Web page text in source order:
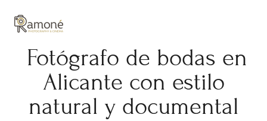
Fotógrafo de bodas en
Alicante con estilo
natural y documental